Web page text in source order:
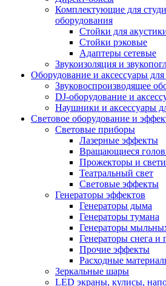
Комплектующие для
оборудования
Стойки для
Стойки рэковые
Адаптеры сетевые
Звукоизоляция и
Оборудование и аксессуары
Звуковоспроизводящее
DJ-оборудование и
Наушники и аксессуары
Световое оборудование и
Световые приборы
Лазерные эффекты
Вращающиеся
Прожекторы и
Театральный свет
Световые эффекты
Генераторы эффектов
Генераторы дыма
Генераторы тумана
Генераторы
Генераторы снега и
Прочие эффекты
Расходные
Зеркальные шары
LED экраны, кулисы,